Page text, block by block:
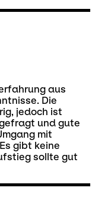
aus
Die
jedoch ist
und gute
mit
gibt keine
sollte gut